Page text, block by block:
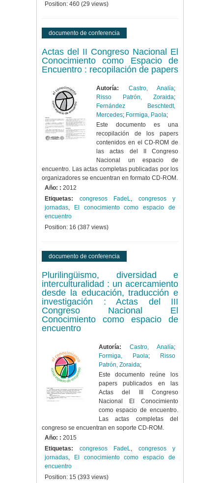
Position: 460 (29 views)
documento de conferencia
Actas del II Congreso Nacional El
Conocimiento como Espacio de
Encuentro : recopilación de papers
Autoría: Castro, Analía;
Risso Patrón, Zoraida;
Fernández Beschtedt,
Mercedes; Formiga, Paola;
Este documento es una
recopilación de los papers
contenidos en el CD-ROM de
las actas del II Congreso
Nacional un espacio de
encuentro. Las actas completas publicadas por los
organizadores se encuentran en formato CD-ROM.
Año: : 2012
Etiquetas:
congresos FadeL, congresos y
jornadas,
El conocimiento como espacio de
encuentro
Position: 16 (387 views)
documento de conferencia
Plurilingüismo, diversidad e
interculturalidad : un acercamiento
desde la educación, traducción e
investigación : Actas del III
Congreso Nacional El
Conocimiento como espacio de
encuentro
Autoría: Castro, Analía;
Formiga, Paola;
Risso
Patrón, Zoraida;
Este documento reúne los
papers publicados en las
Actas del III Congreso
Nacional El Conocimiento
como espacio de encuentro.
Las actas completas del
congreso se encuentran en soporte CD-ROM.
Año: : 2015
Etiquetas:
congresos FadeL, congresos y
jornadas,
El conocimiento como espacio de
encuentro
Position: 15 (393 views)